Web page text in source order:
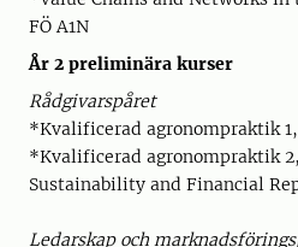
FÖ A1N
År 2 preliminära kurser
Rådgivarspåret
*Kvalificerad agronompraktik
*Kvalificerad agronompraktik
Sustainability and Financial
Ledarskap och